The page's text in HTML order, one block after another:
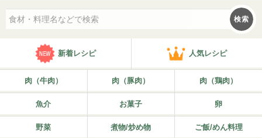
検索
新着レシピ 人気レシピ
肉（牛肉） 肉（豚肉） 肉（鶏肉）
魚介 お菓子 卵
野菜 煮物/炒め物 ご飯/めん料理